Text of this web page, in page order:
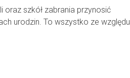
oraz szkół zabrania przynosić
urodzin. To wszystko ze względu